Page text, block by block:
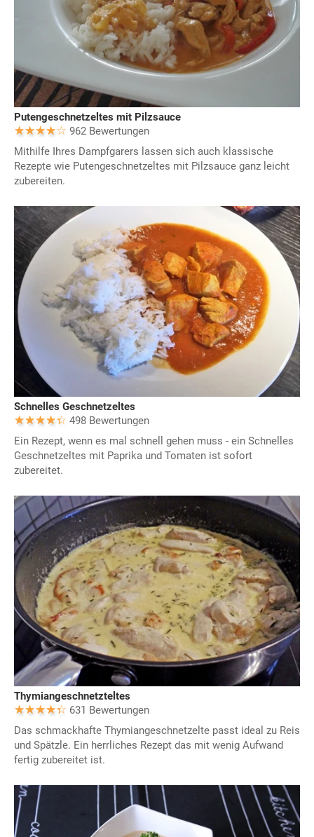
Putengeschnetzeltes mit Pilzsauce
962 Bewertungen
Mithilfe Ihres Dampfgarers lassen sich auch klassische
Rezepte wie Putengeschnetzeltes mit Pilzsauce ganz leicht
zubereiten.
Schnelles Geschnetzeltes
498 Bewertungen
Ein Rezept, wenn es mal schnell gehen muss - ein Schnelles
Geschnetzeltes mit Paprika und Tomaten ist sofort
zubereitet.
Thymiangeschnetzteltes
631 Bewertungen
Das schmackhafte Thymiangeschnetzelte passt ideal zu Reis
und Spätzle. Ein herrliches Rezept das mit wenig Aufwand
fertig zubereitet ist.